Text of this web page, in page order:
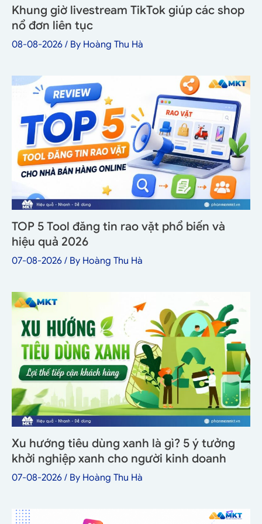
Khung giờ livestream TikTok giúp các shop
nổ đơn liên tục
08-08-2026 / By Hoàng Thu Hà
TOP 5 Tool đăng tin rao vặt phổ biến và
hiệu quả 2026
07-08-2026 / By Hoàng Thu Hà
Xu hướng tiêu dùng xanh là gì? 5 ý tưởng
khởi nghiệp xanh cho người kinh doanh
07-08-2026 / By Hoàng Thu Hà